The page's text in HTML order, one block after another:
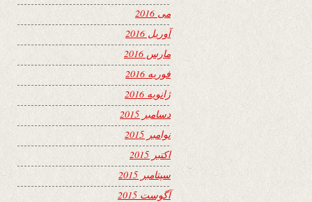
می 2016
آوریل 2016
مارس 2016
فوریه 2016
ژانویه 2016
دسامبر 2015
نوامبر 2015
اکتبر 2015
سپتامبر 2015
آگوست 2015